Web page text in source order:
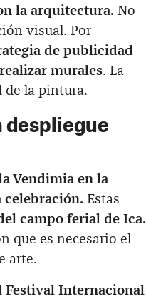
la arquitectura. No
visual. Por
de publicidad
murales. La
de la pintura.
despliegue
Vendimia en la
celebración. Estas
campo ferial de Ica.
que es necesario el
arte.
Festival Internacional